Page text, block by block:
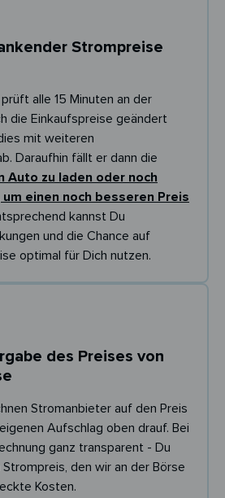
Strompreise
alle 15 Minuten an der
die Einkaufspreise geändert
mit weiteren
Daraufhin fällt er dann die
Auto zu laden oder noch
einen noch besseren Preis
kannst Du
und die Chance auf
optimal für Dich nutzen.
des Preises von
Stromanbieter auf den Preis
Aufschlag oben drauf. Bei
ganz transparent - Du
den wir an der Börse
Kosten.